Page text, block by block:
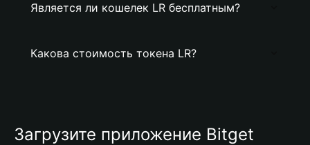
Является ли кошелек LR бесплатным?
Какова стоимость токена LR?
Загрузите приложение Bitget